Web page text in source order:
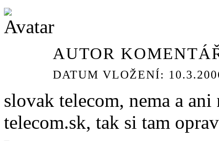
AUTOR
DATUM VLOŽENÍ:
slovak telecom, nema a
telecom.sk, tak si tam